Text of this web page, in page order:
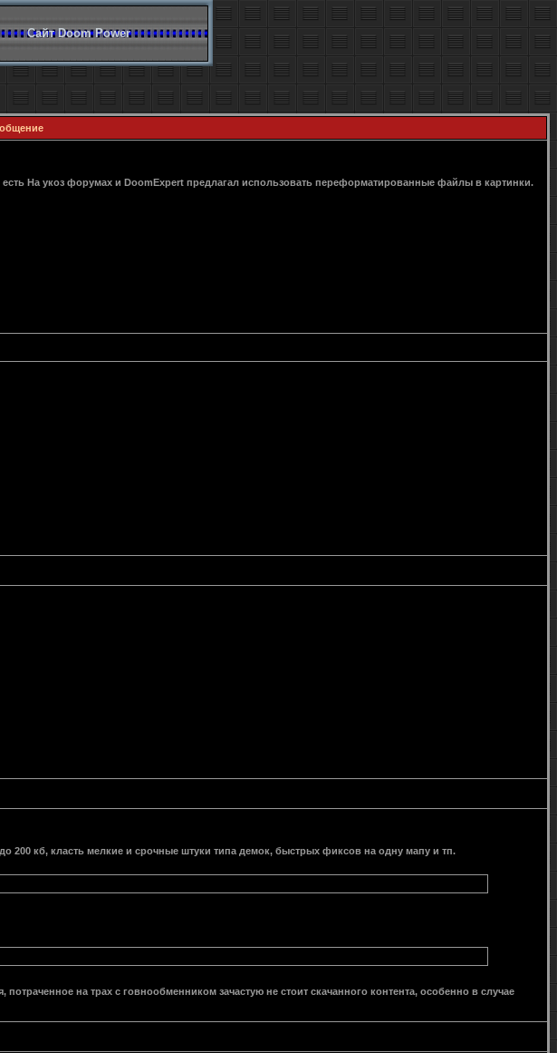
Сайт Doom Power
На укоз форумах и DoomExpert предлагал использовать переформатированные файлы в картинки.
кб, класть мелкие и срочные штуки типа демок, быстрых фиксов на одну мапу и тп.
на трах с говнообменником зачастую не стоит скачанного контента, особенно в случае